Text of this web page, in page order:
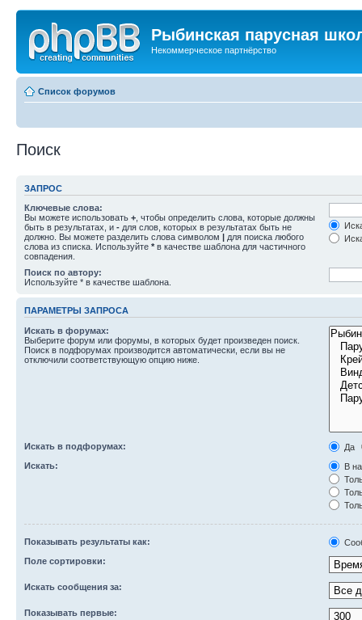
Рыбинская парусная
Некоммерческое партнёрство
Список форумов
Поиск
ЗАПРОС
Ключевые слова:
Вы можете использовать + , чтобы определить слова, которые должны
быть в результатах, и - для слов, которых в результатах быть не
должно. Вы можете разделить слова символом | для поиска любого
слова из списка. Используйте * в качестве шаблона для частичного
совпадения.
Поиск по автору:
Используйте * в качестве шаблона.
ПАРАМЕТРЫ ЗАПРОСА
Искать в форумах:
Выберите форум или форумы, в которых будет произведен поиск.
Поиск в подфорумах производится автоматически, если вы не
отключили соответствующую опцию ниже.
Искать в подфорумах:
Да
Искать:
В
Показывать результаты как:
Поле сортировки:
Искать сообщения за:
Показывать первые: